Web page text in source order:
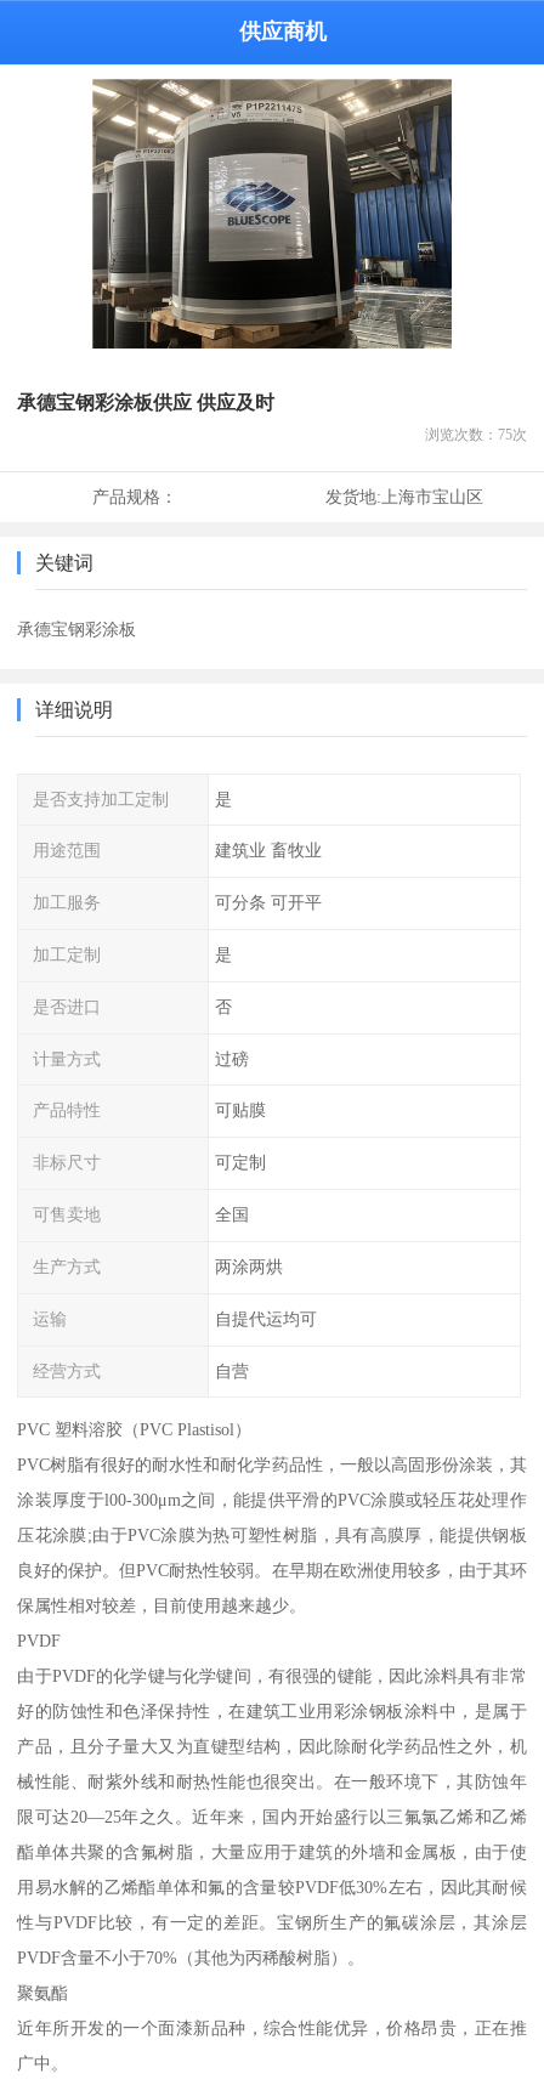
供应商机
承德宝钢彩涂板供应 供应及时
浏览次数： 75次
产品规格： 发货地:上海市宝山区
关键词
承德宝钢彩涂板
详细说明
是否支持加工定制 是
用途范围 建筑业 畜牧业
加工服务 可分条 可开平
加工定制 是
是否进口 否
计量方式 过磅
产品特性 可贴膜
非标尺寸 可定制
可售卖地 全国
生产方式 两涂两烘
运输 自提代运均可
经营方式 自营
PVC 塑料溶胶（PVC Plastisol）
PVC树脂有很好的耐水性和耐化学药品性，一般以高固形份涂装，其
涂装厚度于l00-300μm之间，能提供平滑的PVC涂膜或轻压花处理作
压花涂膜;由于PVC涂膜为热可塑性树脂，具有高膜厚，能提供钢板
良好的保护。但PVC耐热性较弱。在早期在欧洲使用较多，由于其环
保属性相对较差，目前使用越来越少。
PVDF
由于PVDF的化学键与化学键间，有很强的键能，因此涂料具有非常
好的防蚀性和色泽保持性，在建筑工业用彩涂钢板涂料中，是属于
产品，且分子量大又为直键型结构，因此除耐化学药品性之外，机
械性能、耐紫外线和耐热性能也很突出。在一般环境下，其防蚀年
限可达20—25年之久。近年来，国内开始盛行以三氟氯乙烯和乙烯
酯单体共聚的含氟树脂，大量应用于建筑的外墙和金属板，由于使
用易水解的乙烯酯单体和氟的含量较PVDF低30%左右，因此其耐候
性与PVDF比较，有一定的差距。宝钢所生产的氟碳涂层，其涂层
PVDF含量不小于70%（其他为丙稀酸树脂）。
聚氨酯
近年所开发的一个面漆新品种，综合性能优异，价格昂贵，正在推
广中。